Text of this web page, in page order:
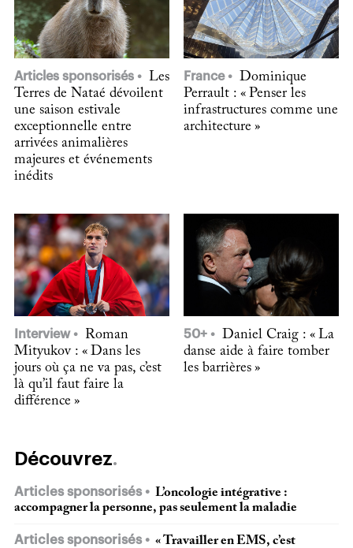
Articles sponsorisés
Les
Terres de Nataé dévoilent
une saison estivale
exceptionnelle entre
arrivées animalières
majeures et événements
inédits
France
Dominique
Perrault : « Penser les
infrastructures comme une
architecture »
Interview
Roman
Mityukov : « Dans les
jours où ça ne va pas, c’est
là qu’il faut faire la
différence »
50+
Daniel Craig : « La
danse aide à faire tomber
les barrières »
Découvrez
Articles sponsorisés
L’oncologie intégrative :
accompagner la personne, pas seulement la maladie
Articles sponsorisés
« Travailler en EMS, c’est